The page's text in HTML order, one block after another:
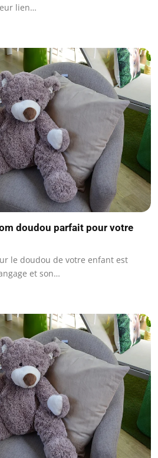
lien…
doudou parfait pour votre
le doudou de votre enfant est
et son…